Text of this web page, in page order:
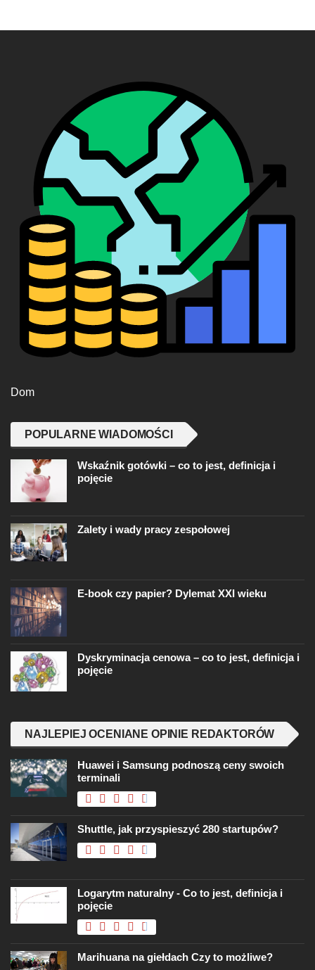
Dom
POPULARNE WIADOMOŚCI
Wskaźnik gotówki – co to jest, definicja i
pojęcie
Zalety i wady pracy zespołowej
E-book czy papier? Dylemat XXI wieku
Dyskryminacja cenowa – co to jest, definicja i
pojęcie
NAJLEPIEJ OCENIANE OPINIE REDAKTORÓW
Huawei i Samsung podnoszą ceny swoich
terminali
Shuttle, jak przyspieszyć 280 startupów?
Logarytm naturalny - Co to jest, definicja i
pojęcie
Marihuana na giełdach Czy to możliwe?